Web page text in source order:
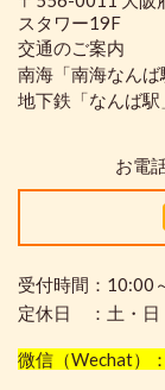
スタワー19F
交通のご案内
南海「南海なん
地下鉄「なんば
お電
受付時間：10:00
定休日 ：土・日
微信（Wechat）